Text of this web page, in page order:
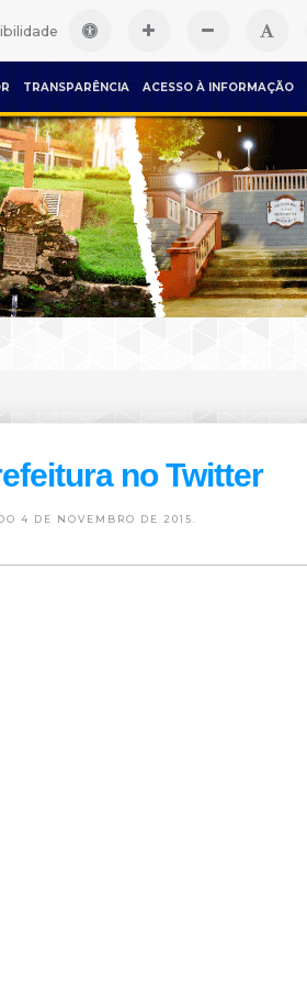
TRANSPARÊNCIA ACESSO À INFORMAÇÃO
no Twitter
4 DE NOVEMBRO DE 2015.